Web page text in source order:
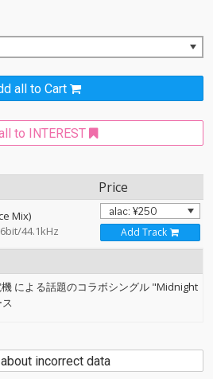
all to Cart
to INTEREST
Price
Mix)
44.1kHz
Add Track
機 による話題のコラボシングル "Midnight
incorrect data